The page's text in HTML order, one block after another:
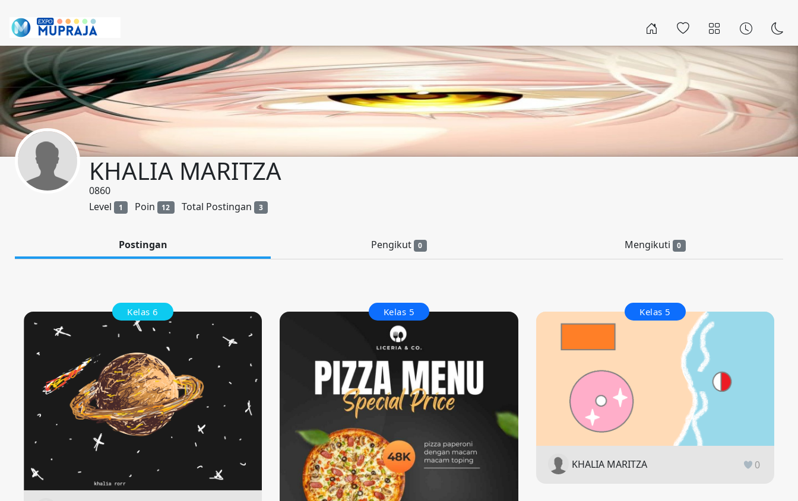
KHALIA MARITZA
0860
Level
1 Poin 12 Total Postingan 3
Postingan Pengikut 0 Mengikuti 0
Kelas 6 Kelas 5 Kelas 5
KHALIA MARITZA 0